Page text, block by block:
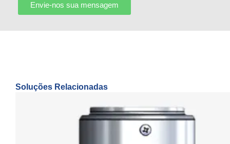
Envie-nos sua mensagem
Soluções Relacionadas